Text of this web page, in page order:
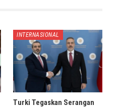
INTERNASIONAL
Turki Tegaskan Serangan